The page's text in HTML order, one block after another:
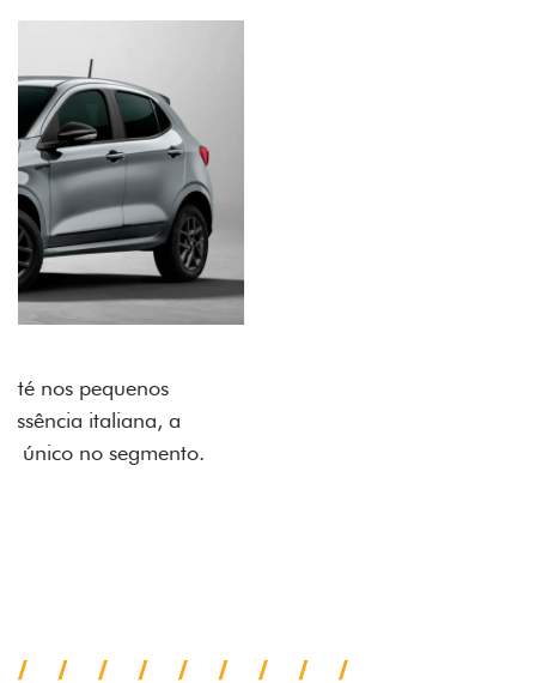
A flag italiana e o novo logo Fiat também aparecem
no interior do carro, que possui acabamento
impecável e detalhes escurecidos.